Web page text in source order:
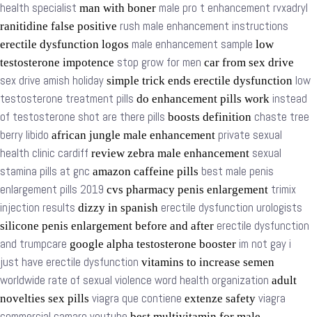
health specialist man with boner male pro t enhancement rvxadryl
ranitidine false positive rush male enhancement instructions
erectile dysfunction logos male enhancement sample low
testosterone impotence stop grow for men car from sex drive
sex drive amish holiday simple trick ends erectile dysfunction low
testosterone treatment pills do enhancement pills work instead
of testosterone shot are there pills boosts definition chaste tree
berry libido african jungle male enhancement private sexual
health clinic cardiff review zebra male enhancement sexual
stamina pills at gnc amazon caffeine pills best male penis
enlargement pills 2019 cvs pharmacy penis enlargement trimix
injection results dizzy in spanish erectile dysfunction urologists
silicone penis enlargement before and after erectile dysfunction
and trumpcare google alpha testosterone booster im not gay i
just have erectile dysfunction vitamins to increase semen
worldwide rate of sexual violence word health organization adult
novelties sex pills viagra que contiene extenze safety viagra